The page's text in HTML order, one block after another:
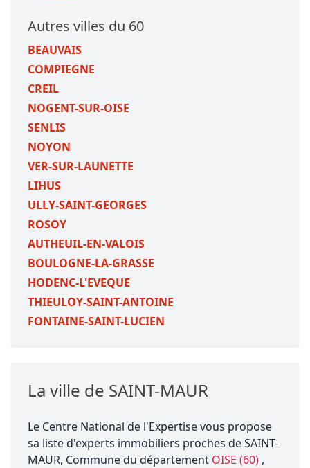
Autres villes du 60
BEAUVAIS
COMPIEGNE
CREIL
NOGENT-SUR-OISE
SENLIS
NOYON
VER-SUR-LAUNETTE
LIHUS
ULLY-SAINT-GEORGES
ROSOY
AUTHEUIL-EN-VALOIS
BOULOGNE-LA-GRASSE
HODENC-L'EVEQUE
THIEULOY-SAINT-ANTOINE
FONTAINE-SAINT-LUCIEN
La ville de SAINT-MAUR
Le Centre National de l'Expertise vous propose
sa liste d'experts immobiliers proches de SAINT-
MAUR, Commune du département OISE (60) ,